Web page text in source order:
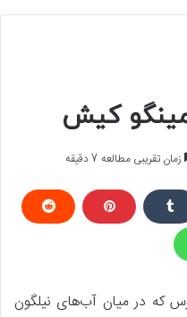
کیش
زمان تقریبی مطالعه 7 دقیقه
که در میان آب‌های نیلگون